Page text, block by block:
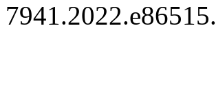
7941.2022.e86515.